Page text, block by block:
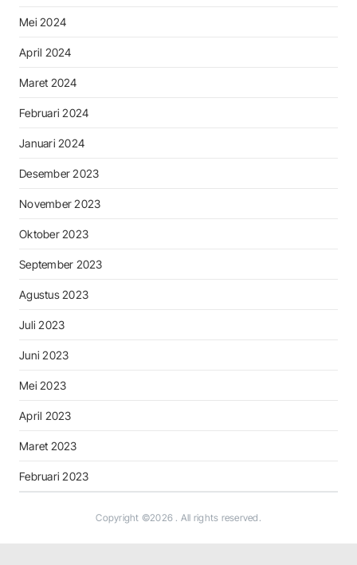
Mei 2024
April 2024
Maret 2024
Februari 2024
Januari 2024
Desember 2023
November 2023
Oktober 2023
September 2023
Agustus 2023
Juli 2023
Juni 2023
Mei 2023
April 2023
Maret 2023
Februari 2023
Copyright ©2026 . All rights reserved.